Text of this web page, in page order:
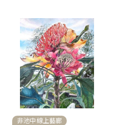
非池中線上藝廊